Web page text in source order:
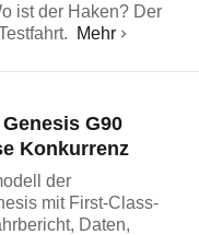
ist der Haken? Der
Mehr
G90
Konkurrenz
der
mit First-Class-
Daten,